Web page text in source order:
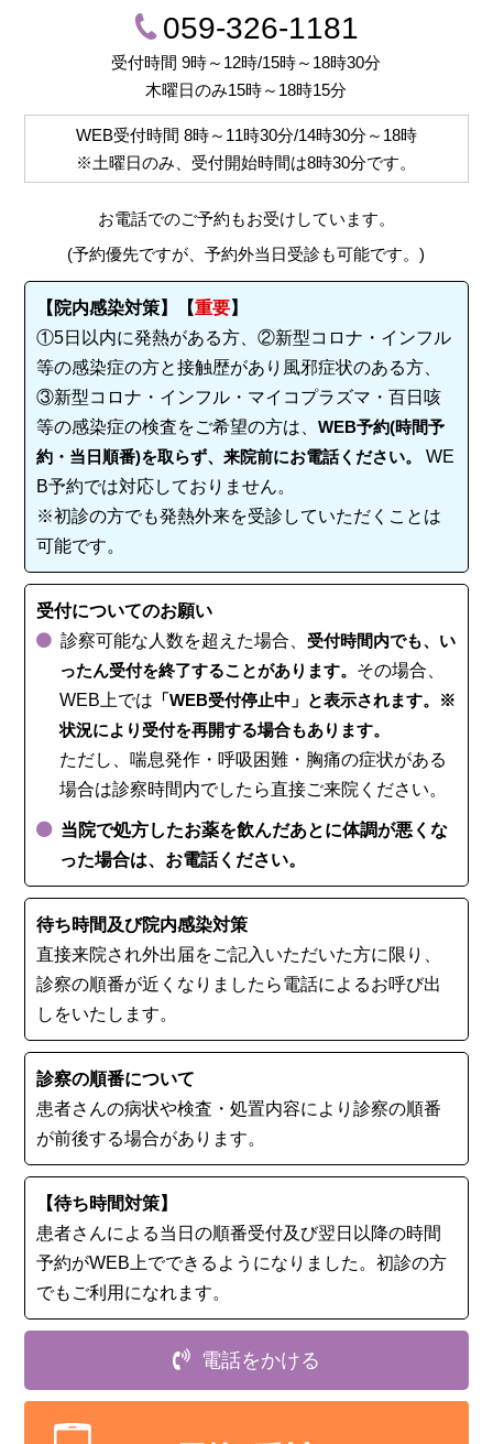
059-326-1181
受付時間 9時～12時/15時～18時30分
木曜日のみ15時～18時15分
WEB受付時間 8時～11時30分/14時30分～18時
※土曜日のみ、受付開始時間は8時30分です。
お電話でのご予約もお受けしています。
(予約優先ですが、予約外当日受診も可能です。)
【院内感染対策】【重要】
①5日以内に発熱がある方、②新型コロナ・インフル
等の感染症の方と接触歴があり風邪症状のある方、
③新型コロナ・インフル・マイコプラズマ・百日咳
等の感染症の検査をご希望の方は、WEB予約(時間予
約・当日順番)を取らず、来院前にお電話ください。
WE
B予約では対応しておりません。
※初診の方でも発熱外来を受診していただくことは
可能です。
受付についてのお願い
診察可能な人数を超えた場合、 受付時間内でも、い
ったん受付を終了することがあります。 その場合、
WEB上では 「WEB受付停止中」と表示されます。※
状況により受付を再開する場合もあります。
ただし、喘息発作・呼吸困難・胸痛の症状がある
場合は診察時間内でしたら直接ご来院ください。
当院で処方したお薬を飲んだあとに体調が悪くな
った場合は、お電話ください。
待ち時間及び院内感染対策
直接来院され外出届をご記入いただいた方に限り、
診察の順番が近くなりましたら電話によるお呼び出
しをいたします。
診察の順番について
患者さんの病状や検査・処置内容により診察の順番
が前後する場合があります。
【待ち時間対策】
患者さんによる当日の順番受付及び翌日以降の時間
予約がWEB上でできるようになりました。初診の⽅
でもご利用になれます。
電話をかける